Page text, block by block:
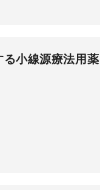
小線源療法用薬